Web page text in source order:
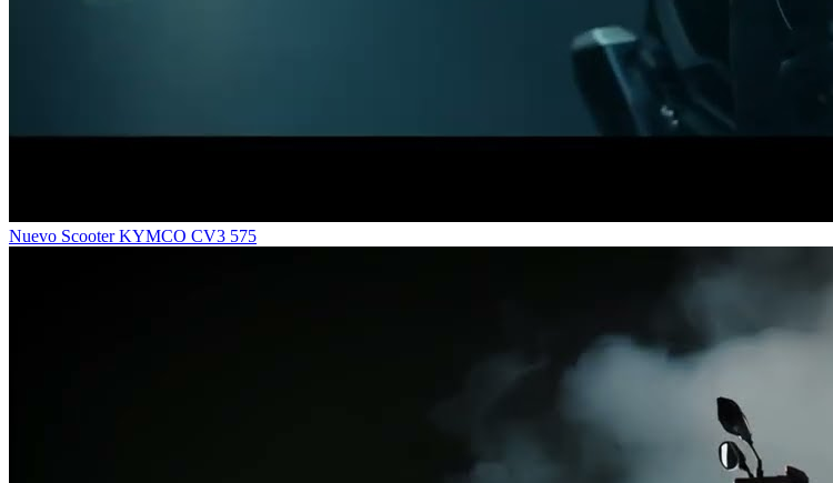
Nuevo Scooter KYMCO CV3 575